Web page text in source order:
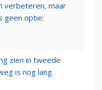
verbeteren, maar
geen optie:
zien in tweede
is nog lang